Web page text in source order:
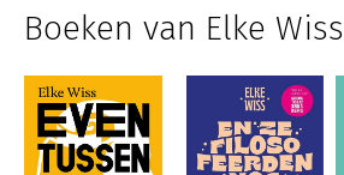
Boeken van Elke Wiss